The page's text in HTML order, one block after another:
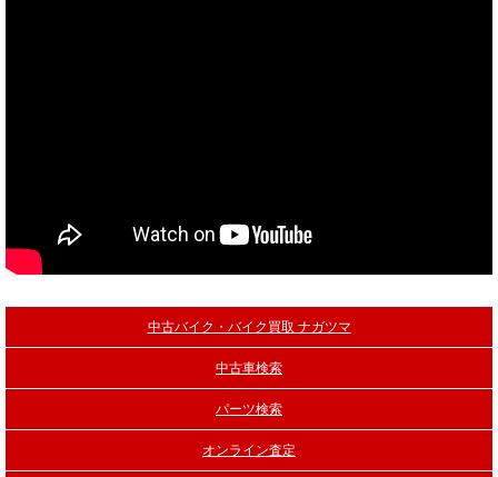
中古バイク・バイク買取 ナガツマ
中古車検索
パーツ検索
オンライン査定